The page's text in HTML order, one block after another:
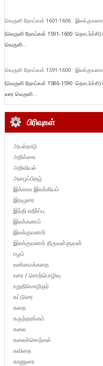
வெருளி நோய்கள் 1601-1606 :
(வெருளி நோய்கள் 1591-1600
வெருளி...
வெருளி நோய்கள் 1591-1600 :
(வெருளி நோய்கள் 1586-1590
வார வெருளி...
பிரிவுகள்
அயல்நாடு
அறிக்கை
அறிவியல்
அழைப்பிதழ்
இக்கால இலக்கியம்
இதழுரை
இந்தி எதிர்ப்பு
இலக்கணம்
இலக்குவனார்
இலக்குவனார் திருவள்ளுவன்
ஈழம்
உண்மைக்கதை
உரை / சொற்பொழிவு
உறுதிமொழிஞர்
கட்டுரை
கதை
கருத்தரங்கம்
கலை
கலைச்சொற்கள்
கவிதை
காணுரை